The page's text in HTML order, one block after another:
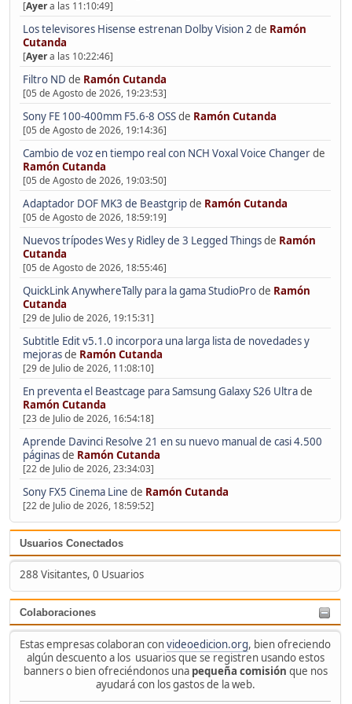
[Ayera las 11:10:49]
Los televisores Hisense estrenan Dolby Vision 2 de Ramón
Cutanda
[Ayera las 10:22:46]
Filtro ND de Ramón Cutanda
[05 de Agosto de 2026, 19:23:53]
Sony FE 100-400mm F5.6-8 OSSde Ramón Cutanda
[05 de Agosto de 2026, 19:14:36]
Cambio de voz en tiempo real con NCH Voxal Voice Changerde
Ramón Cutanda
[05 de Agosto de 2026, 19:03:50]
Adaptador DOF MK3 de Beastgripde Ramón Cutanda
[05 de Agosto de 2026, 18:59:19]
Nuevos trípodes Wes y Ridley de 3 Legged Thingsde Ramón
Cutanda
[05 de Agosto de 2026, 18:55:46]
QuickLink AnywhereTally para la gama StudioProde Ramón
Cutanda
[29 de Julio de 2026, 19:15:31]
Subtitle Edit v5.1.0 incorpora una larga lista de novedades y
mejorasde Ramón Cutanda
[29 de Julio de 2026, 11:08:10]
En preventa el Beastcage para Samsung Galaxy S26 Ultrade
Ramón Cutanda
[23 de Julio de 2026, 16:54:18]
Aprende Davinci Resolve 21 en su nuevo manual de casi 4.500
páginasde Ramón Cutanda
[22 de Julio de 2026, 23:34:03]
Sony FX5 Cinema Line de Ramón Cutanda
[22 de Julio de 2026, 18:59:52]
Usuarios Conectados
288 Visitantes, 0 Usuarios
Colaboraciones
Estas empresas colaboran convideoedicion.org, bien ofreciendo
algún descuento a los usuarios que se registren usando estos
banners o bien ofreciéndonos una pequeña comisión que nos
ayudará con los gastos de la web.